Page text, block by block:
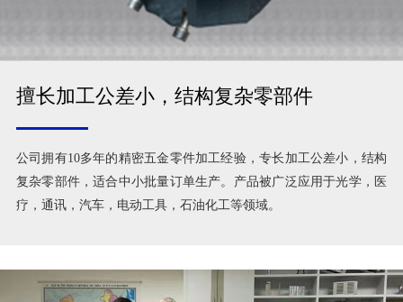
擅长加工公差小，结构复杂零部件
公司拥有10多年的精密五金零件加工经验，专长加工公差小，结构
复杂零部件，适合中小批量订单生产。产品被广泛应用于光学，医
疗，通讯，汽车，电动工具，石油化工等领域。